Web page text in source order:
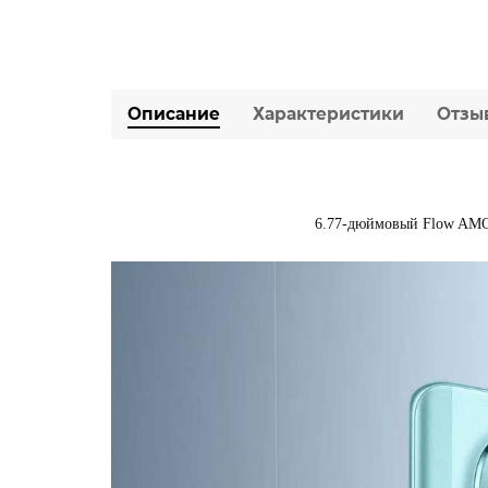
Описание Характеристики
6.77-дюймовый Flow